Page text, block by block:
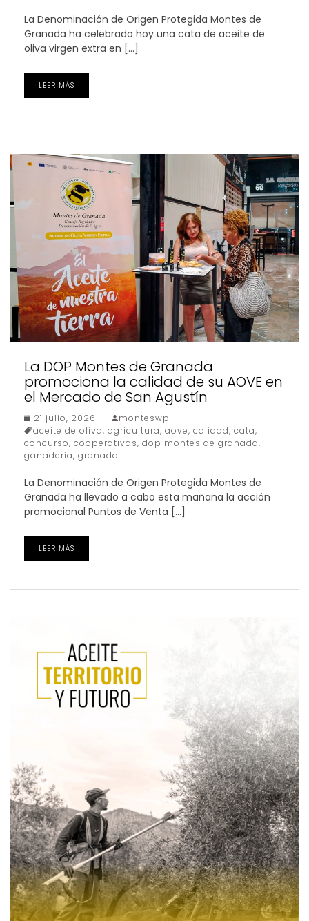
La Denominación de Origen Protegida Montes de
Granada ha celebrado hoy una cata de aceite de
oliva virgen extra en […]
LEER MÁS
La DOP Montes de Granada
promociona la calidad de su AOVE en
el Mercado de San Agustín
21 julio, 2026
monteswp
aceite de oliva, agricultura, aove, calidad, cata,
concurso, cooperativas, dop montes de granada,
ganaderia, granada
La Denominación de Origen Protegida Montes de
Granada ha llevado a cabo esta mañana la acción
promocional Puntos de Venta […]
LEER MÁS